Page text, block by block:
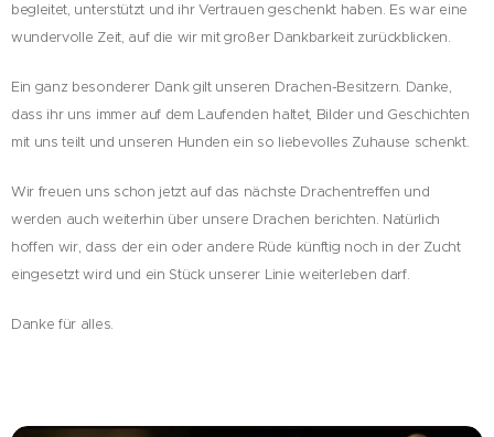
begleitet, unterstützt und ihr Vertrauen geschenkt haben. Es war eine
wundervolle Zeit, auf die wir mit großer Dankbarkeit zurückblicken.
Ein ganz besonderer Dank gilt unseren Drachen-Besitzern. Danke,
dass ihr uns immer auf dem Laufenden haltet, Bilder und Geschichten
mit uns teilt und unseren Hunden ein so liebevolles Zuhause schenkt.
Wir freuen uns schon jetzt auf das nächste Drachentreffen und
werden auch weiterhin über unsere Drachen berichten. Natürlich
hoffen wir, dass der ein oder andere Rüde künftig noch in der Zucht
eingesetzt wird und ein Stück unserer Linie weiterleben darf.
Danke für alles.